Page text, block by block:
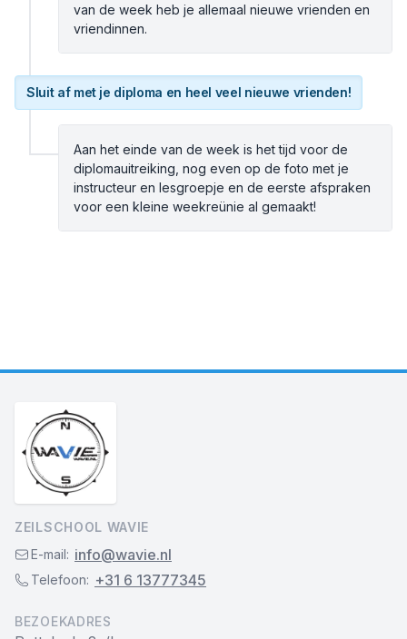
van de week heb je allemaal nieuwe vrienden en
vriendinnen.
Sluit af met je diploma en heel veel nieuwe vrienden!
Aan het einde van de week is het tijd voor de
diplomauitreiking, nog even op de foto met je
instructeur en lesgroepje en de eerste afspraken
voor een kleine weekreünie al gemaakt!
ZEILSCHOOL WAVIE
E-mail: info@wavie.nl
Telefoon: +31 6 13777345
BEZOEKADRES